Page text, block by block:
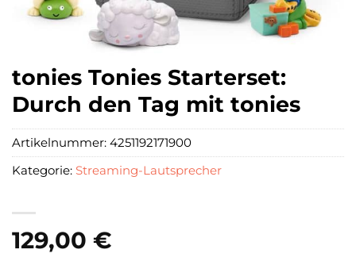
tonies Tonies Starterset:
Durch den Tag mit tonies
129,00 €
Artikelnummer: 4251192171900
Kategorie: Streaming-Lautsprecher